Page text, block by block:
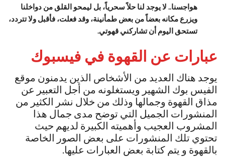
هواجسنا.. لا يوجد لنا حلاً سحرياً، بل ليمحو القلق من دواخلنا
ويزرع مكانه بعضاً من بعض طمأنينة، وقد فعلت، فأقبل ولا تتردد،
تستحق اليوم أن تشاركني قهوتي.
عبارات عن القهوة في فيسبوك
يوجد هناك العديد من الأشخاص الذين يدمنون موقع
الفيس بوك الشهير ويستغلونه من أجل التعبير عن
مذاق القهوة وجمالها وذلك من خلال نشر الكثير من
المنشورات الجميل التي توضح مدى جمال هذا
المشروب العجيب وأهميته الكبيرة لديهم حيث
تحتوي تلك المنشورات على بعض الصور الخاصة
بالقهوة و يتم كتابة بعض العبارات عليها.